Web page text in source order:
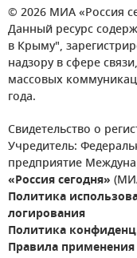
© 2026 МИА «Россия
Данный ресурс
в Крыму",
надзору в сфере
массовых
года.
Свидетельство о
Учредитель:
предприятие
«Россия сегодня»
Политика
логирования
Политика
Правила